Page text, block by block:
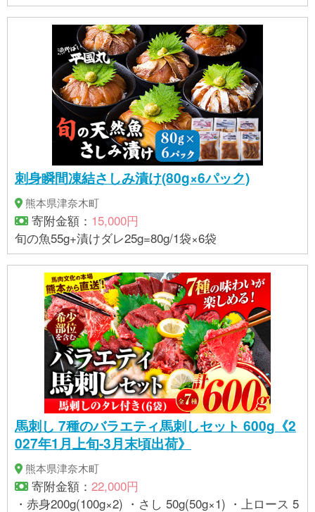
刺身瞬間凍結さしみ漬け(80g×6パック)
熊本県津奈木町
寄附金額： 15,000円
旬の魚55g+漬けダレ25g=80g/1袋×6袋
馬刺し 7種のバラエティ馬刺しセット 600g《2
027年1月上旬-3月末頃出荷》
熊本県津奈木町
寄附金額： 22,000円
・赤身200g(100g×2) ・さし 50g(50g×1) ・上ロース 5